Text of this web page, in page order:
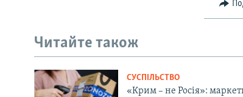
Читайте також
СУСПІЛЬСТВО
«Крим – не Росія»: